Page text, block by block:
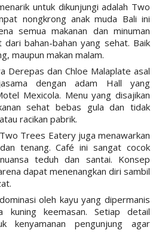
untuk dikunjungi adalah Two
nongkrong anak muda Bali ini
semua makanan dan minuman
bahan-bahan yang sehat. Baik
maupun makan malam.
Derepas dan Chloe Malaplate asal
dengan adam Hall yang
Mexicola. Menu yang disajikan
sehat bebas gula dan tidak
racikan pabrik.
Trees Eatery juga menawarkan
tenang. Café ini sangat cocok
teduh dan santai. Konsep
dapat menenangkan diri sambil
oleh kayu yang dipermanis
kuning keemasan. Setiap detail
kenyamanan pengunjung agar